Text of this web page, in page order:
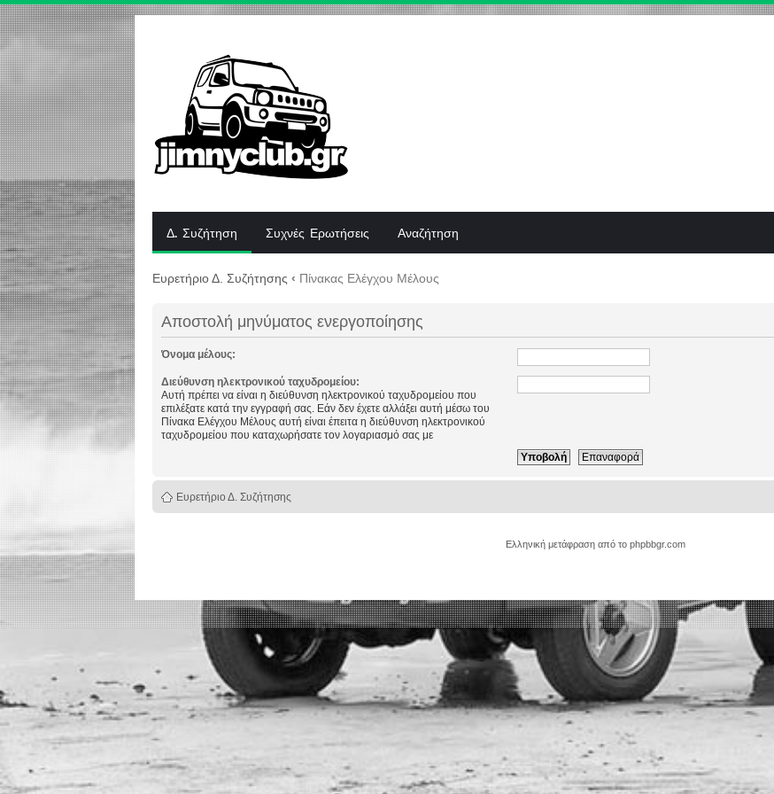
Δ. Συζήτηση Συχνές Ερωτήσεις Αναζήτηση
Ευρετήριο Δ. Συζήτησης ‹ Πίνακας Ελέγχου Μέλους
Αποστολή μηνύματος ενεργοποίησης
Όνομα μέλους:
Διεύθυνση ηλεκτρονικού ταχυδρομείου:
Αυτή πρέπει να είναι η διεύθυνση ηλεκτρονικού ταχυδρομείου που
επιλέξατε κατά την εγγραφή σας. Εάν δεν έχετε αλλάξει αυτή μέσω του
Πίνακα Ελέγχου Μέλους αυτή είναι έπειτα η διεύθυνση ηλεκτρονικού
ταχυδρομείου που καταχωρήσατε τον λογαριασμό σας με
Ευρετήριο Δ. Συζήτησης
Ελληνική μετάφραση από το phpbbgr.com